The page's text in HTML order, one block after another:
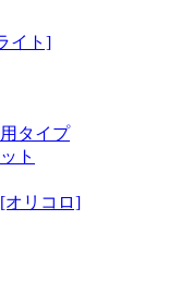
イト]
タイプ
ト
オリコロ]